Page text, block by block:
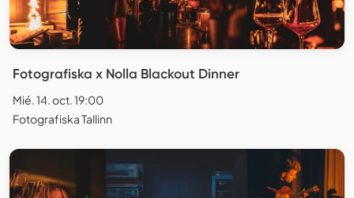
Fotografiska x Nolla Blackout Dinner
Mié. 14. oct. 19:00
Fotografiska Tallinn